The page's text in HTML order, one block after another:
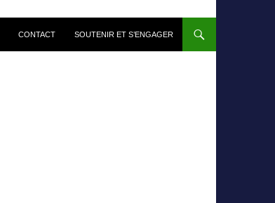
CONTACT SOUTENIR ET S’ENGAGER